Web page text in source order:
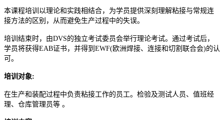
本课程培训以理论和实践相结合，为学员提供深刻理解粘接与常规连
接方法的区别，从而避免生产过程中的失误。
培训结束时，由DVS的独立考试委员会举行理论考试。通过考试后，
学员将获得EAB证书，并得到EWF(欧洲焊接、连接和切割联合会)的认
可。
培训对象:
在生产和装配过程中负责粘接工作的员工。检验及测试人员、值班经
理、仓库管理员等 。